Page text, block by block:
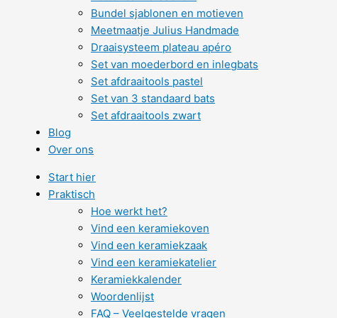
Bundel sjablonen en motieven
Meetmaatje Julius Handmade
Draaisysteem plateau apéro
Set van moederbord en inlegbats
Set afdraaitools pastel
Set van 3 standaard bats
Set afdraaitools zwart
Blog
Over ons
Start hier
Praktisch
Hoe werkt het?
Vind een keramiekoven
Vind een keramiekzaak
Vind een keramiekatelier
Keramiekkalender
Woordenlijst
FAQ – Veelgestelde vragen